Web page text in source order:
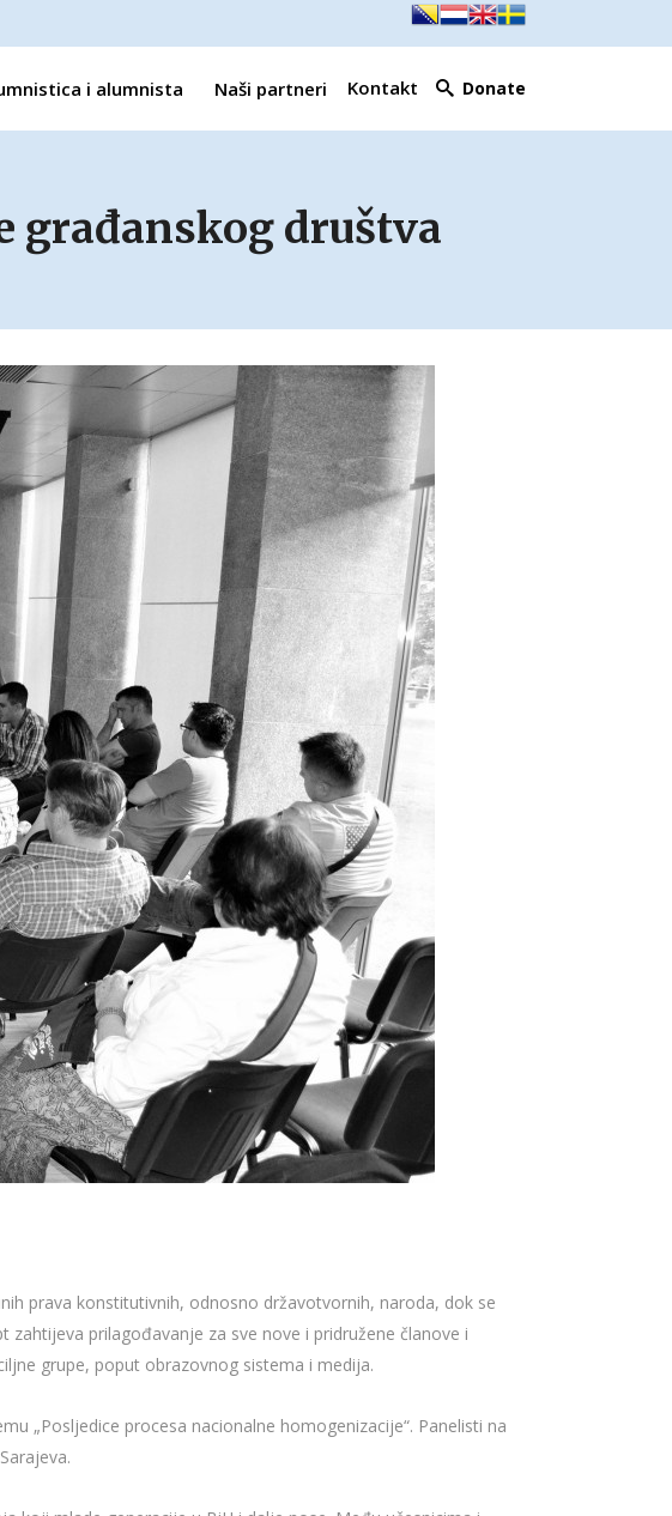
i alumnista Naši partneri Kontakt Donate
građanskog društva
prava konstitutivnih, odnosno državotvornih, naroda, dok se
prilagođavanje za sve nove i pridružene članove i
grupe, poput obrazovnog sistema i medija.
„Posljedice procesa nacionalne homogenizacije“. Panelisti na